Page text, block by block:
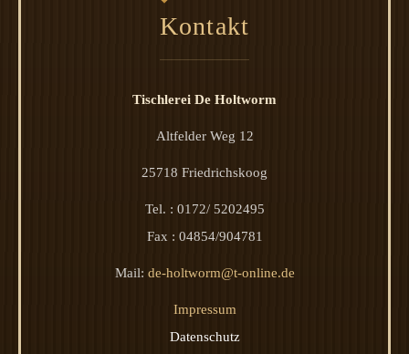
Kontakt
Tischlerei De Holtworm
Altfelder Weg 12
25718 Friedrichskoog
Tel. : 0172/ 5202495
Fax : 04854/904781
Mail: de-holtworm@t-online.de
Impressum
Datenschutz